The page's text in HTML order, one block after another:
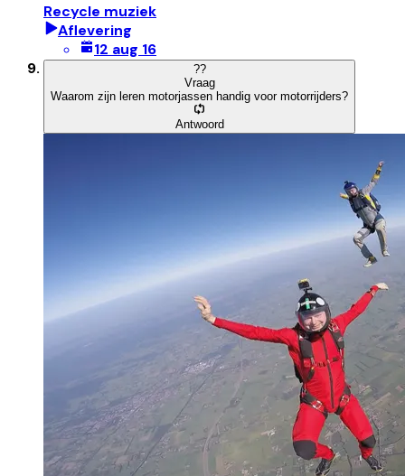
Recycle muziek
Aflevering
12 aug 16
??
Vraag
Waarom zijn leren motorjassen handig voor motorrijders?
Antwoord